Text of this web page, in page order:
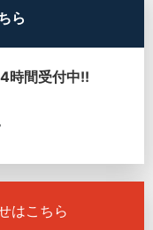
ら
時間受付中!!
はこちら